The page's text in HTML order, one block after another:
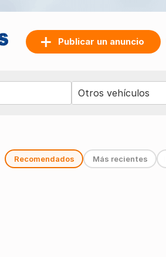
Publicar un anuncio
Recomendados Más recientes